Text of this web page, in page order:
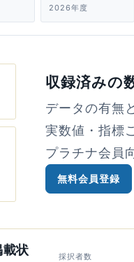
2026年度
収録済みの
データの有無
実数値・指標
プラチナ会員
無料会員登録
状
採択者数